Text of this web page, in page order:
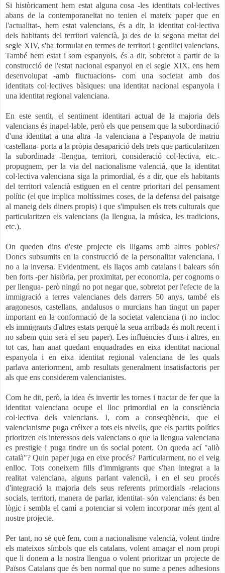
Si històricament hem estat alguna cosa -les identitats col·lectives
abans de la contemporaneïtat no tenien el mateix paper que en
l'actualitat-, hem estat valencians, és a dir, la identitat col·lectiva
dels habitants del territori valencià, ja des de la segona meitat del
segle XIV, s'ha formulat en termes de territori i gentilici valencians.
També hem estat i som espanyols, és a dir, sobretot a partir de la
construcció de l'estat nacional espanyol en el segle XIX, ens hem
desenvolupat -amb fluctuacions- com una societat amb dos
identitats col·lectives bàsiques: una identitat nacional espanyola i
una identitat regional valenciana.
En este sentit, el sentiment identitari actual de la majoria dels
valencians és inapel·lable, però els que pensem que la subordinació
d'una identitat a una altra -la valenciana a l'espanyola de matriu
castellana- porta a la pròpia desaparició dels trets que particularitzen
la subordinada -llengua, territori, consideració col·lectiva, etc.-
propugnem, per la via del nacionalisme valencià, que la identitat
col·lectiva valenciana siga la primordial, és a dir, que els habitants
del territori valencià estiguen en el centre prioritari del pensament
polític (el que implica moltíssimes coses, de la defensa del paisatge
al maneig dels diners propis) i que s'impulsen els trets culturals que
particularitzen els valencians (la llengua, la música, les tradicions,
etc.).
On queden dins d'este projecte els lligams amb altres pobles?
Doncs subsumits en la construcció de la personalitat valenciana, i
no a la inversa. Evidentment, els llaços amb catalans i balears són
ben forts -per història, per proximitat, per economia, per cognoms o
per llengua- però ningú no pot negar que, sobretot per l'efecte de la
immigració a terres valencianes dels darrers 50 anys, també els
aragonesos, castellans, andalusos o murcians han tingut un paper
important en la conformació de la societat valenciana (i no incloc
els immigrants d'altres estats perquè la seua arribada és molt recent i
no sabem quin serà el seu paper). Les influències d'uns i altres, en
tot cas, han anat quedant enquadrades en eixa identitat nacional
espanyola i en eixa identitat regional valenciana de les quals
parlava anteriorment, amb resultats generalment insatisfactoris per
als que ens considerem valencianistes.
Com he dit, però, la idea és invertir les tornes i tractar de fer que la
identitat valenciana ocupe el lloc primordial en la consciència
col·lectiva dels valencians. I, com a conseqüència, que el
valencianisme puga créixer a tots els nivells, que els partits polítics
prioritzen els interessos dels valencians o que la llengua valenciana
es prestigie i puga tindre un ús social potent. On queda ací "allò
català"? Quin paper juga en eixe procés? Particularment, no el veig
enlloc. Tots coneixem fills d'immigrants que s'han integrat a la
realitat valenciana, alguns parlant valencià, i en el seu procés
d'integració la majoria dels seus referents primordials -relacions
socials, territori, manera de parlar, identitat- són valencians: és ben
lògic i sembla el camí a potenciar si volem incorporar més gent al
nostre projecte.
Per tant, no sé què fem, com a nacionalisme valencià, volent tindre
els mateixos símbols que els catalans, volent amagar el nom propi
que li donem a la nostra llengua o volent prioritzar un projecte de
Països Catalans que és ben normal que no sume a penes adhesions